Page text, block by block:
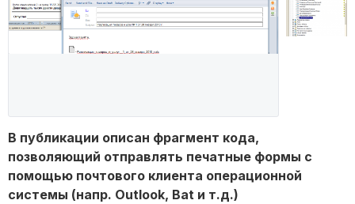
В публикации описан фрагмент кода,
позволяющий отправлять печатные формы с
помощью почтового клиента операционной
системы (напр. Outlook, Bat и т.д.)